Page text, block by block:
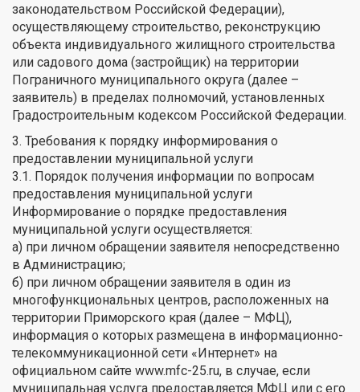
законодательством Российской Федерации),
осуществляющему строительство, реконструкцию
объекта индивидуального жилищного строительства
или садового дома (застройщик) на территории
Пограничного муниципального округа (далее –
заявитель) в пределах полномочий, установленных
Градостроительным кодексом Российской Федерации.
3. Требования к порядку информирования о
предоставлении муниципальной услуги
3.1. Порядок получения информации по вопросам
предоставления муниципальной услуги
Информирование о порядке предоставления
муниципальной услуги осуществляется:
а) при личном обращении заявителя непосредственно
в Администрацию;
б) при личном обращении заявителя в один из
многофункциональных центров, расположенных на
территории Приморского края (далее – МФЦ),
информация о которых размещена в информационно-
телекоммуникационной сети «Интернет» на
официальном сайте www.mfc-25.ru, в случае, если
муниципальная услуга предоставляется МФЦ или с его